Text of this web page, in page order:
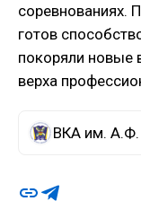
соревнованиях.
готов
покоряли новые
верха
ВКА им.